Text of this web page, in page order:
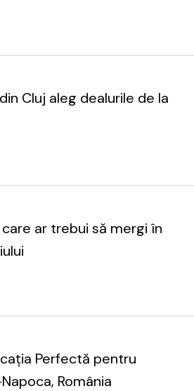
Cluj aleg dealurile de la
ar trebui să mergi în
Perfectă pentru
România